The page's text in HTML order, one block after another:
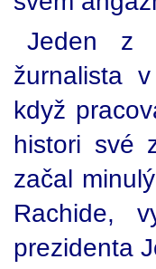
Jeden z
žurnalista
když
histori své
začal
Rachide,
prezidenta